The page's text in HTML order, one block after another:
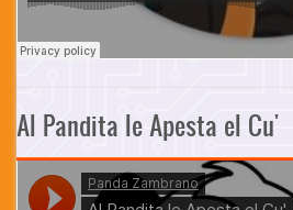
Al Pandita le Apesta el Cu'